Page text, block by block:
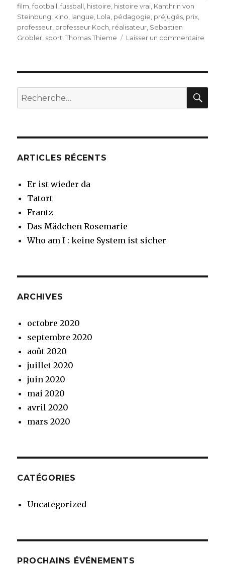
film ,football ,fussball histoire histoire vrai Kanthrin von
Steinbung kino langue Lola pédagogie préjugés prix
professeur professeur Koch réalisateur Sebastien
Grobler sport ,Thomas Thieme Laisser un commentaire
Recherche
pour
ARTICLES RÉCENTS
Er ist wieder da
Tatort
Frantz
Das Mädchen Rosemarie
Who am I : keine System ist sicher
ARCHIVES
octobre 2020
septembre 2020
août 2020
juillet 2020
juin 2020
mai 2020
avril 2020
mars 2020
CATÉGORIES
Uncategorized
PROCHAINS ÉVÉNEMENTS